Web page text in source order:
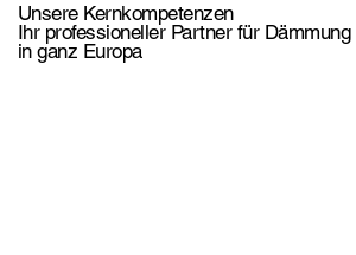
Unsere Kernkompetenzen
Ihr professioneller Partner für
in ganz Europa